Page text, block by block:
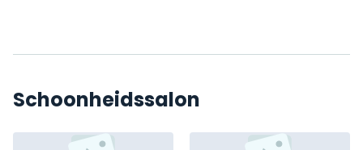
Schoonheidssalon